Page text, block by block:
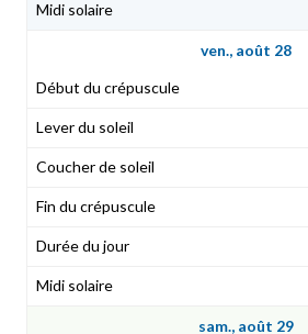
ven., août 28
sam., août 29